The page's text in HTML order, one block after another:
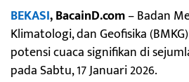
BEKASI, BacainD.com– Badan
Klimatologi, dan Geofisika
potensi cuaca signifikan di
pada Sabtu, 17 Januari 2026.